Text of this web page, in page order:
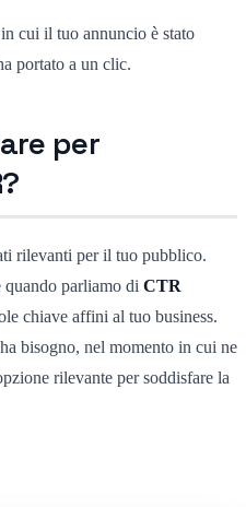
cui il tuo annuncio è stato
portato a un clic.
per
rilevanti per il tuo pubblico.
quando parliamo di CTR
chiave affini al tuo business.
bisogno, nel momento in cui ne
rilevante per soddisfare la